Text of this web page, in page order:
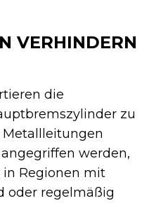
VERHINDERN
die
zu
Metallleitungen
werden,
in Regionen mit
oder regelmäßig